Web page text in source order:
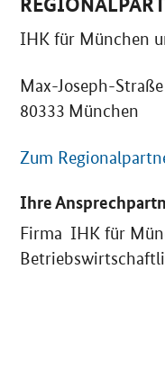
IHK für München
Max-Joseph-
80333 München
Zum
Ihre
Firma IHK für